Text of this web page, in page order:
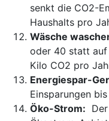
senkt die CO2-
Haushalts pro
Wäsche
oder 40 statt
Kilo CO2 pro
Energiespar-
Einsparungen
Öko-Strom: